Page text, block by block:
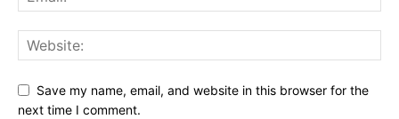
Save my name, email, and website in this browser for the
next time I comment.